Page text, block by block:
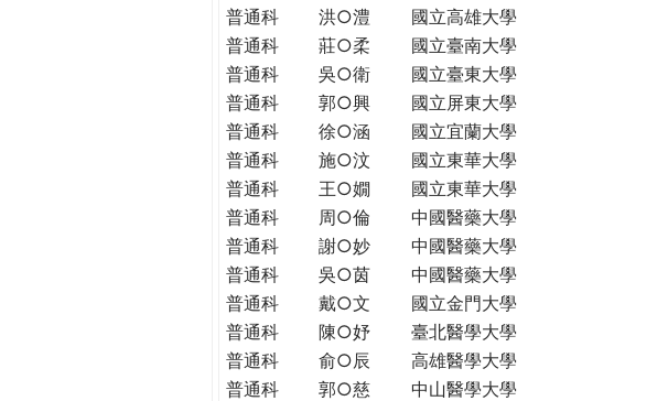
普通科
洪○澧 國立高雄大學
普通科
莊○柔 國立臺南大學
普通科
吳○衛 國立臺東大學
普通科
郭○興 國立屏東大學
普通科
徐○涵 國立宜蘭大學
普通科
施○汶 國立東華大學
普通科
王○嫺 國立東華大學
普通科
周○倫 中國醫藥大學
普通科
謝○妙 中國醫藥大學
普通科
吳○茵 中國醫藥大學
普通科
戴○文 國立金門大學
普通科
陳○妤 臺北醫學大學
普通科
俞○辰 高雄醫學大學
普通科
郭○慈 中山醫學大學